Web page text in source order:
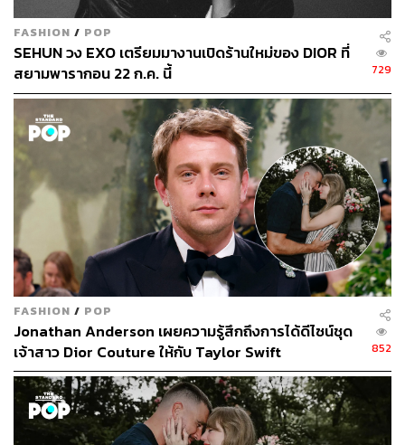
FASHION / POP
SEHUN วง EXO เตรียมมางานเปิดร้านใหม่ของ DIOR ที่
สยามพารากอน 22 ก.ค. นี้
729
FASHION / POP
Jonathan Anderson เผยความรู้สึกถึงการได้ดีไซน์ชุด
เจ้าสาว Dior Couture ให้กับ Taylor Swift
852